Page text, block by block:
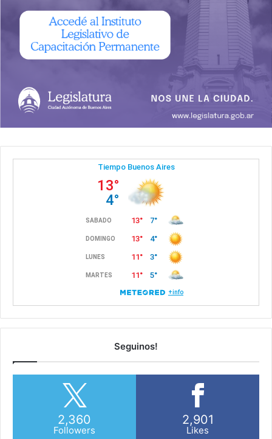
Seguinos!
2,360
Followers
2,901
Likes